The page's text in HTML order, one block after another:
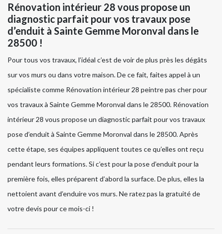
Rénovation intérieur 28 vous propose un
diagnostic parfait pour vos travaux pose
d’enduit à Sainte Gemme Moronval dans le
28500 !
Pour tous vos travaux, l’idéal c’est de voir de plus près les dégâts
sur vos murs ou dans votre maison. De ce fait, faites appel à un
spécialiste comme Rénovation intérieur 28 peintre pas cher pour
vos travaux à Sainte Gemme Moronval dans le 28500. Rénovation
intérieur 28 vous propose un diagnostic parfait pour vos travaux
pose d’enduit à Sainte Gemme Moronval dans le 28500. Après
cette étape, ses équipes appliquent toutes ce qu’elles ont reçu
pendant leurs formations. Si c’est pour la pose d’enduit pour la
première fois, elles préparent d’abord la surface. De plus, elles la
nettoient avant d’enduire vos murs. Ne ratez pas la gratuité de
votre devis pour ce mois-ci !